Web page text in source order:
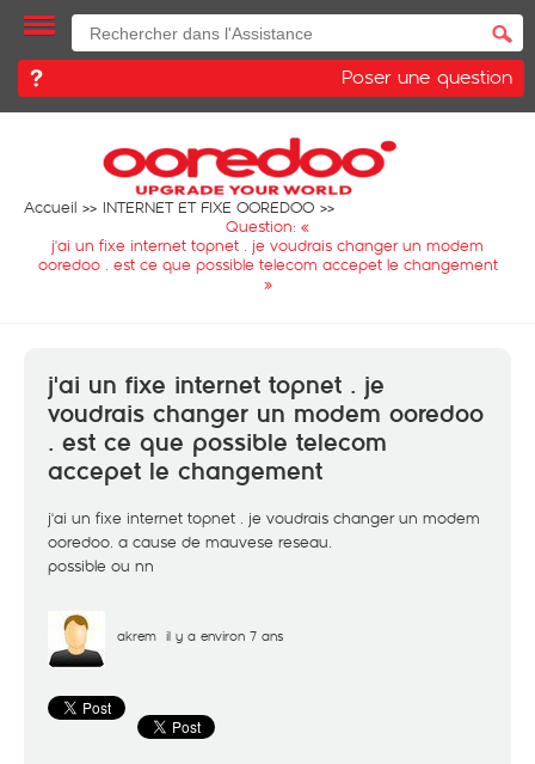
Poser une question
Accueil
INTERNET ET FIXE OOREDOO
Question: «
j'ai un fixe internet topnet . je voudrais changer un modem
ooredoo . est ce que possible telecom accepet le changement
»
j'ai un fixe internet topnet . je
voudrais changer un modem ooredoo
. est ce que possible telecom
accepet le changement
j'ai un fixe internet topnet . je voudrais changer un modem
ooredoo. a cause de mauvese reseau.
possible ou nn
akrem il y a environ 7 ans